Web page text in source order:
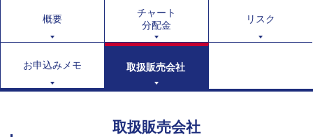
概要
チャート
分配金
リスク
お申込みメモ 取扱販売会社
取扱販売会社